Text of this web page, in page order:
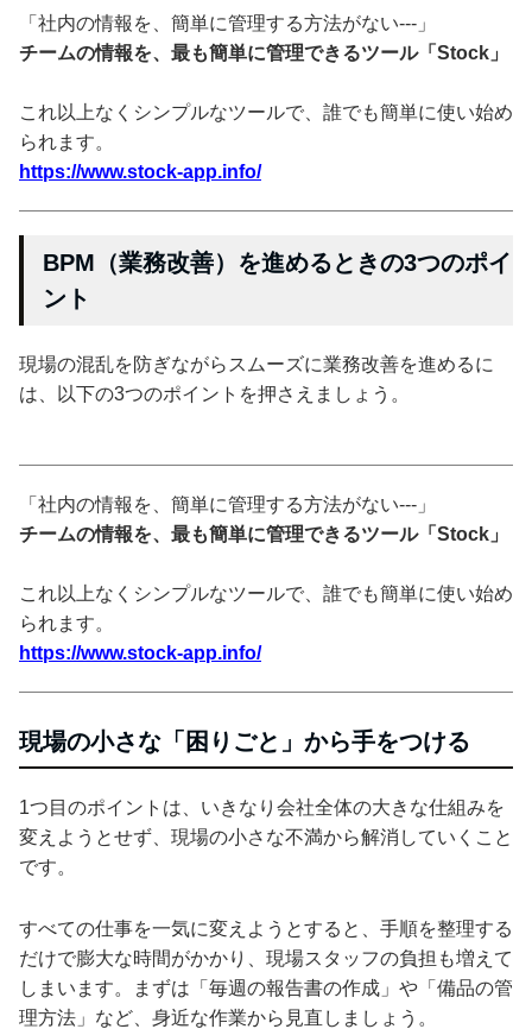
「社内の情報を、簡単に管理する方法がない---」
チームの情報を、最も簡単に管理できるツール「Stock」
これ以上なくシンプルなツールで、誰でも簡単に使い始め
られます。
https://www.stock-app.info/
BPM（業務改善）を進めるときの3つのポイ
ント
現場の混乱を防ぎながらスムーズに業務改善を進めるに
は、以下の3つのポイントを押さえましょう。
「社内の情報を、簡単に管理する方法がない---」
チームの情報を、最も簡単に管理できるツール「Stock」
これ以上なくシンプルなツールで、誰でも簡単に使い始め
られます。
https://www.stock-app.info/
現場の小さな「困りごと」から手をつける
1つ目のポイントは、いきなり会社全体の大きな仕組みを
変えようとせず、現場の小さな不満から解消していくこと
です。
すべての仕事を一気に変えようとすると、手順を整理する
だけで膨大な時間がかかり、現場スタッフの負担も増えて
しまいます。まずは「毎週の報告書の作成」や「備品の管
理方法」など、身近な作業から見直しましょう。